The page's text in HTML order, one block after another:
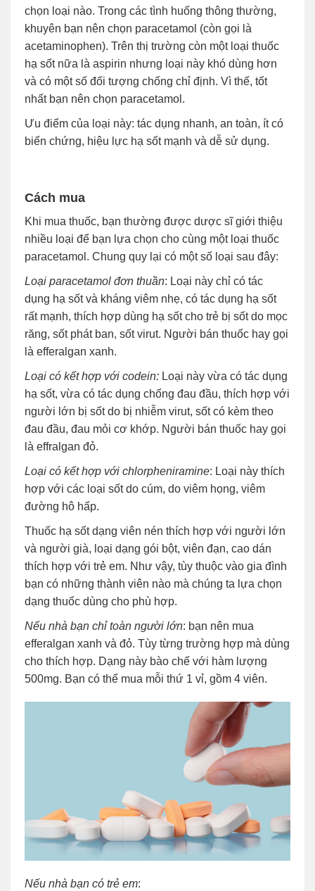
chọn loại nào. Trong các tình huống thông thường,
khuyên bạn nên chọn paracetamol (còn gọi là
acetaminophen). Trên thị trường còn một loại thuốc
hạ sốt nữa là aspirin nhưng loại này khó dùng hơn
và có một số đối tượng chống chỉ định. Vì thế, tốt
nhất bạn nên chọn paracetamol.
Ưu điểm của loại này: tác dụng nhanh, an toàn, ít có
biến chứng, hiệu lực hạ sốt mạnh và dễ sử dụng.
Cách mua
Khi mua thuốc, bạn thường được dược sĩ giới thiệu
nhiều loại để bạn lựa chọn cho cùng một loại thuốc
paracetamol. Chung quy lại có một số loại sau đây:
Loại paracetamol đơn thuần: Loại này chỉ có tác
dụng hạ sốt và kháng viêm nhẹ, có tác dụng hạ sốt
rất mạnh, thích hợp dùng hạ sốt cho trẻ bị sốt do mọc
răng, sốt phát ban, sốt virut. Người bán thuốc hay gọi
là efferalgan xanh.
Loại có kết hợp với codein: Loại này vừa có tác dụng
hạ sốt, vừa có tác dụng chống đau đầu, thích hợp với
người lớn bị sốt do bị nhiễm virut, sốt có kèm theo
đau đầu, đau mỏi cơ khớp. Người bán thuốc hay gọi
là effralgan đỏ.
Loại có kết hợp với chlorpheniramine: Loại này thích
hợp với các loại sốt do cúm, do viêm họng, viêm
đường hô hấp.
Thuốc hạ sốt dạng viên nén thích hợp với người lớn
và người già, loại dạng gói bột, viên đạn, cao dán
thích hợp với trẻ em. Như vậy, tùy thuộc vào gia đình
bạn có những thành viên nào mà chúng ta lựa chọn
dạng thuốc dùng cho phù hợp.
Nếu nhà bạn chỉ toàn người lớn: bạn nên mua
efferalgan xanh và đỏ. Tùy từng trường hợp mà dùng
cho thích hợp. Dạng này bào chế với hàm lượng
500mg. Bạn có thể mua mỗi thứ 1 vỉ, gồm 4 viên.
Nếu nhà bạn có trẻ em: